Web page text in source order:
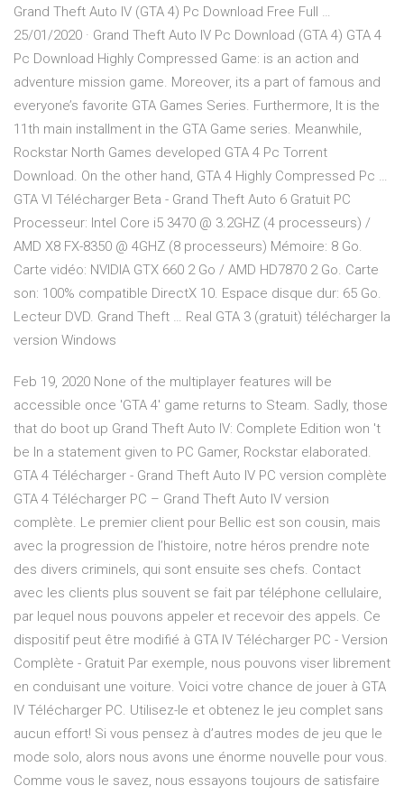
Grand Theft Auto IV (GTA 4) Pc Download Free Full …
25/01/2020 · Grand Theft Auto IV Pc Download (GTA 4) GTA 4
Pc Download Highly Compressed Game: is an action and
adventure mission game. Moreover, its a part of famous and
everyone’s favorite GTA Games Series. Furthermore, It is the
11th main installment in the GTA Game series. Meanwhile,
Rockstar North Games developed GTA 4 Pc Torrent
Download. On the other hand, GTA 4 Highly Compressed Pc …
GTA VI Télécharger Beta - Grand Theft Auto 6 Gratuit PC
Processeur: Intel Core i5 3470 @ 3.2GHZ (4 processeurs) /
AMD X8 FX-8350 @ 4GHZ (8 processeurs) Mémoire: 8 Go.
Carte vidéo: NVIDIA GTX 660 2 Go / AMD HD7870 2 Go. Carte
son: 100% compatible DirectX 10. Espace disque dur: 65 Go.
Lecteur DVD. Grand Theft … Real GTA 3 (gratuit) télécharger la
version Windows
Feb 19, 2020 None of the multiplayer features will be
accessible once 'GTA 4' game returns to Steam. Sadly, those
that do boot up Grand Theft Auto IV: Complete Edition won 't
be In a statement given to PC Gamer, Rockstar elaborated.
GTA 4 Télécharger - Grand Theft Auto IV PC version complète
GTA 4 Télécharger PC – Grand Theft Auto IV version
complète. Le premier client pour Bellic est son cousin, mais
avec la progression de l’histoire, notre héros prendre note
des divers criminels, qui sont ensuite ses chefs. Contact
avec les clients plus souvent se fait par téléphone cellulaire,
par lequel nous pouvons appeler et recevoir des appels. Ce
dispositif peut être modifié à GTA IV Télécharger PC - Version
Complète - Gratuit Par exemple, nous pouvons viser librement
en conduisant une voiture. Voici votre chance de jouer à GTA
IV Télécharger PC. Utilisez-le et obtenez le jeu complet sans
aucun effort! Si vous pensez à d’autres modes de jeu que le
mode solo, alors nous avons une énorme nouvelle pour vous.
Comme vous le savez, nous essayons toujours de satisfaire